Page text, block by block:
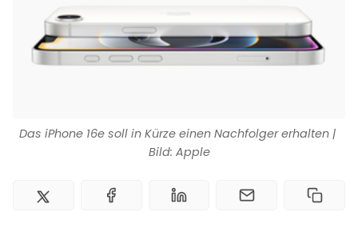
Impressum
Das iPhone 16e soll in Kürze einen Nachfolger erhalten |
Bild: Apple